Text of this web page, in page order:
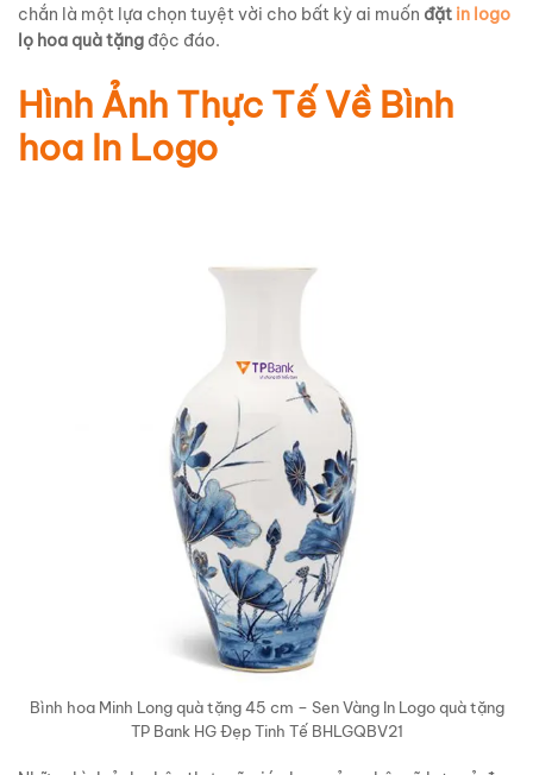
chắn là một lựa chọn tuyệt vời cho bất kỳ ai muốn đặt in logo
lọ hoa quà tặng độc đáo.
Hình Ảnh Thực Tế Về Bình
hoa In Logo
Bình hoa Minh Long quà tặng 45 cm – Sen Vàng In Logo quà tặng
TP Bank HG Đẹp Tinh Tế BHLGQBV21